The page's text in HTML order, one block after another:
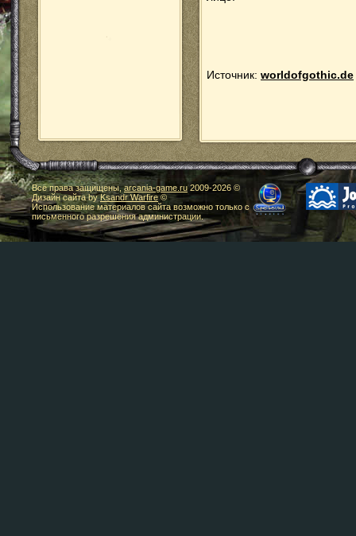
Источник: worldofgothic.de
Все права защищены,arcania-game.ru2009-2026 ©
Дизайн сайта byKsandr Warfire©
Использование материалов сайта возможно только с
письменного разрешения администрации.